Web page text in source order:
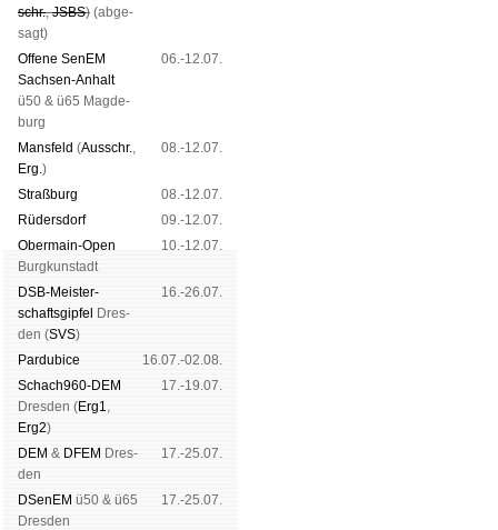
schr.,JSBS) (ab­ge­
sagt)
Offene SenEM
Sach­sen-An­halt
ü50 & ü65 Mag­de­
burg
06.-12.07.
Mans­feld (Aus­schr.,
Erg.)
08.-12.07.
Straß­burg
08.-12.07.
Rüders­dorf
09.-12.07.
Ober­main-Open
Burg­kun­stadt
10.-12.07.
DSB-Meister­
schafts­gipfel
Dres­
den (SVS)
16.-26.07.
Pardu­bice
16.07.-02.08.
Schach960-DEM
Dres­den (Erg1,
Erg2)
17.-19.07.
DEM & DFEM Dres­
den
17.-25.07.
DSenEM ü50 & ü65
Dres­den
17.-25.07.